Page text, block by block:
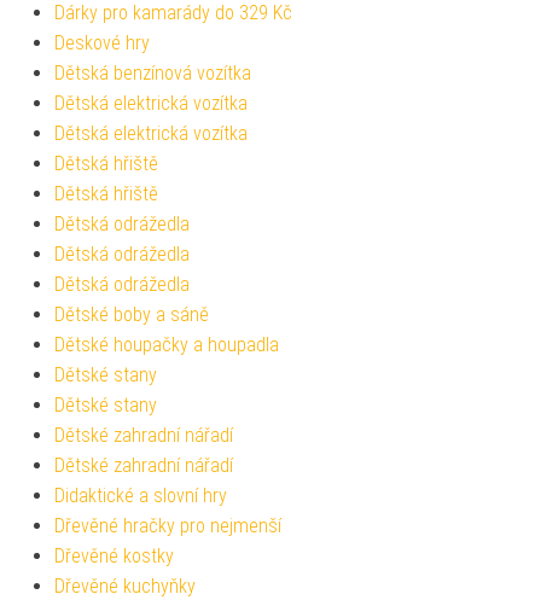
Dárky pro kamarády do 329 Kč
Deskové hry
Dětská benzínová vozítka
Dětská elektrická vozítka
Dětská elektrická vozítka
Dětská hřiště
Dětská hřiště
Dětská odrážedla
Dětská odrážedla
Dětská odrážedla
Dětské boby a sáně
Dětské houpačky a houpadla
Dětské stany
Dětské stany
Dětské zahradní nářadí
Dětské zahradní nářadí
Didaktické a slovní hry
Dřevěné hračky pro nejmenší
Dřevěné kostky
Dřevěné kuchyňky